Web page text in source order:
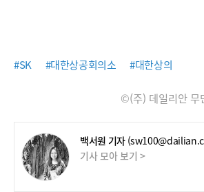
#SK #대한상공회의소 #대한상의
©(주) 데일리안 무
백서원 기자
기사 모아 보기 >